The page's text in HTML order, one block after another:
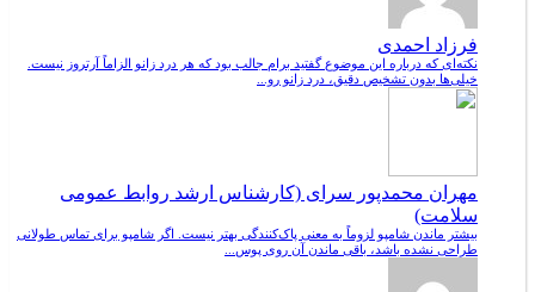
فرزاد احمدی
نکته‌ای که درباره این موضوع گفتید برام جالب بود که هر درد زانو الزاماً آرتروز نیست.
خیلی‌ها بدون تشخیص دقیق، درد زانو رو...
مهران محمدپور سرای (کارشناس ارشد روابط عمومی
سلامت)
بیشتر ماندن شامپو لزوماً به معنی پاک‌کنندگی بهتر نیست. اگر شامپو برای تماس طولانی
طراحی نشده باشد، باقی ماندن آن روی پوس...